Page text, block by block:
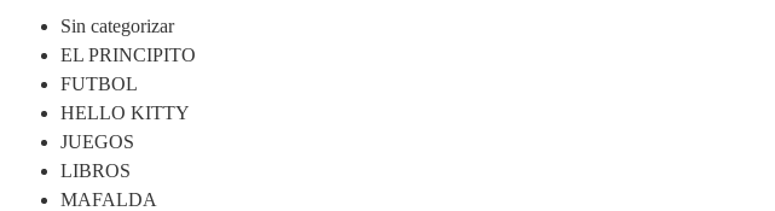
Sin categorizar
EL PRINCIPITO
FUTBOL
HELLO KITTY
JUEGOS
LIBROS
MAFALDA